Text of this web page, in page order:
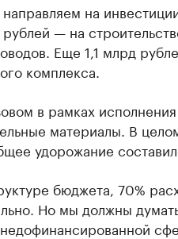
на
— на
Еще 1,1 млрд
комплекса.
в рамках
материалы. В
удорожание
бюджета, 70%
Но мы должны